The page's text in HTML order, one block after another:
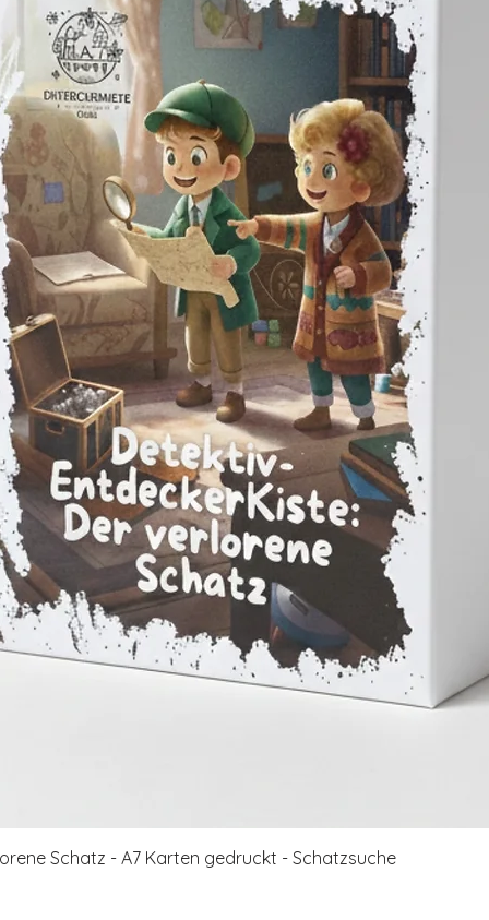
Schnellansicht
Schatz - A7 Karten gedruckt - Schatzsuche